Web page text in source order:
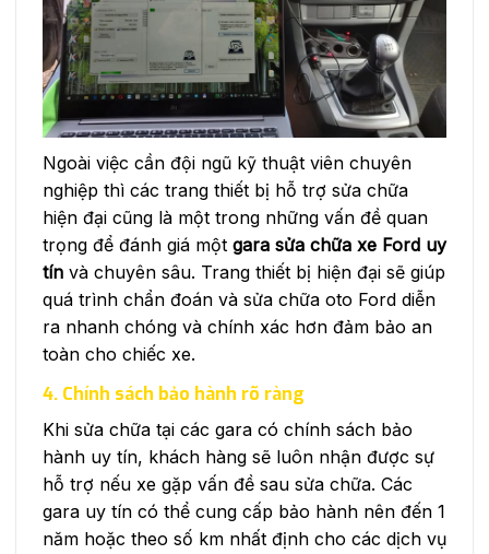
Ngoài việc cần đội ngũ kỹ thuật viên chuyên
nghiệp thì các trang thiết bị hỗ trợ sửa chữa
hiện đại cũng là một trong những vấn đề quan
trọng để đánh giá một gara sửa chữa xe Ford uy
tín và chuyên sâu. Trang thiết bị hiện đại sẽ giúp
quá trình chẩn đoán và sửa chữa oto Ford diễn
ra nhanh chóng và chính xác hơn đảm bảo an
toàn cho chiếc xe.
4. Chính sách bảo hành rõ ràng
Khi sửa chữa tại các gara có chính sách bảo
hành uy tín, khách hàng sẽ luôn nhận được sự
hỗ trợ nếu xe gặp vấn đề sau sửa chữa. Các
gara uy tín có thể cung cấp bảo hành nên đến 1
năm hoặc theo số km nhất định cho các dịch vụ